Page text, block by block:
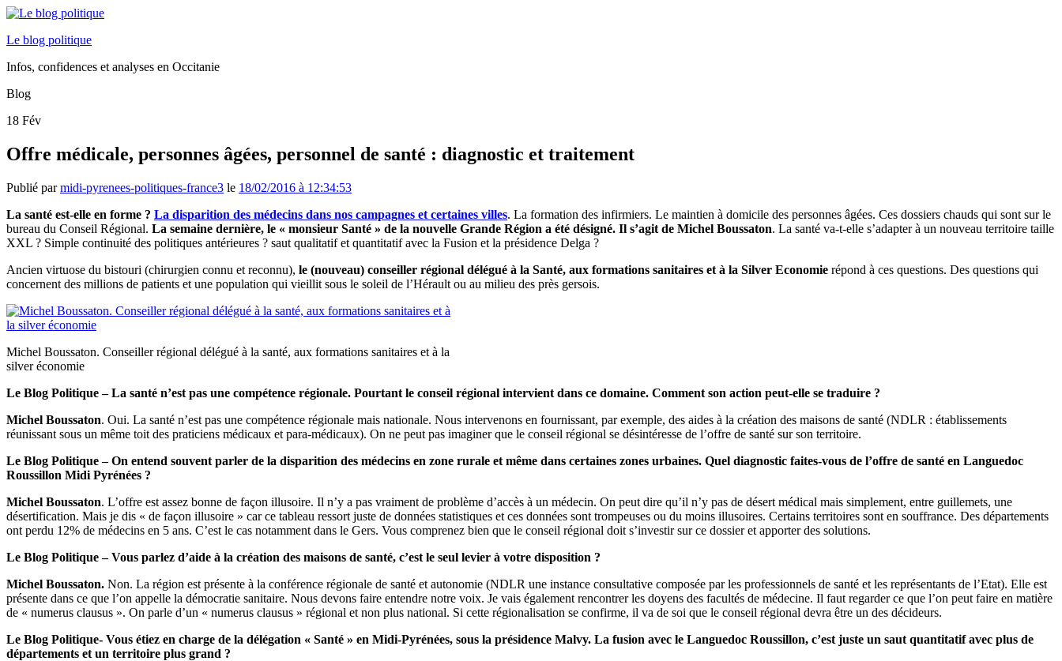
Le blog politique
Infos, confidences et analyses en Occitanie
Blog
18 Fév
Offre médicale, personnes âgées, personnel de santé : diagnostic et traitement
Publié parmidi-pyrenees-politiques-france3 le 18/02/2016 à 12:34:53
La santé est-elle en forme ? La disparition des médecins dans nos campagnes et certaines villes. La formation des infirmiers. Le maintien à domicile des personnes âgées. Ces dossiers chauds qui sont sur le
bureau du Conseil Régional. La semaine dernière, le « monsieur Santé » de la nouvelle Grande Région a été désigné. Il s’agit de Michel Boussaton. La santé va-t-elle s’adapter à un nouveau territoire taille
XXL ? Simple continuité des politiques antérieures ? saut qualitatif et quantitatif avec la Fusion et la présidence Delga ?
Ancien virtuose du bistouri (chirurgien connu et reconnu), le (nouveau) conseiller régional délégué à la Santé, aux formations sanitaires et à la Silver Economie répond à ces questions. Des questions qui
concernent des millions de patients et une population qui vieillit sous le soleil de l’Hérault ou au milieu des près gersois.
Michel Boussaton. Conseiller régional délégué à la santé, aux formations sanitaires et à la
silver économie
Le Blog Politique – La santé n’est pas une compétence régionale. Pourtant le conseil régional intervient dans ce domaine. Comment son action peut-elle se traduire ?
Michel Boussaton. Oui. La santé n’est pas une compétence régionale mais nationale. Nous intervenons en fournissant, par exemple, des aides à la création des maisons de santé (NDLR : établissements
réunissant sous un même toit des praticiens médicaux et para-médicaux). On ne peut pas imaginer que le conseil régional se désintéresse de l’offre de santé sur son territoire.
Le Blog Politique – On entend souvent parler de la disparition des médecins en zone rurale et même dans certaines zones urbaines. Quel diagnostic faites-vous de l’offre de santé en Languedoc
Roussillon Midi Pyrénées ?
Michel Boussaton. L’offre est assez bonne de façon illusoire. Il n’y a pas vraiment de problème d’accès à un médecin. On peut dire qu’il n’y pas de désert médical mais simplement, entre guillemets, une
désertification. Mais je dis « de façon illusoire » car ce tableau ressort juste de données statistiques et ces données sont trompeuses ou du moins illusoires. Certains territoires sont en souffrance. Des départements
ont perdu 12% de médecins en 5 ans. C’est le cas notamment dans le Gers. Vous comprenez bien que le conseil régional doit s’investir sur ce dossier et apporter des solutions.
Le Blog Politique – Vous parlez d’aide à la création des maisons de santé, c’est le seul levier à votre disposition ?
Michel Boussaton. Non. La région est présente à la conférence régionale de santé et autonomie (NDLR une instance consultative composée par les professionnels de santé et les représentants de l’Etat). Elle est
présente dans ce que l’on appelle la démocratie sanitaire. Nous devons faire entendre notre voix. Je vais également rencontrer les doyens des facultés de médecine. Il faut regarder ce que l’on peut faire en matière
de « numerus clausus ». On parle d’un « numerus clausus » régional et non plus national. Si cette régionalisation se confirme, il va de soi que le conseil régional devra être un des décideurs.
Le Blog Politique- Vous étiez en charge de la délégation « Santé » en Midi-Pyrénées, sous la présidence Malvy. La fusion avec le Languedoc Roussillon, c’est juste un saut quantitatif avec plus de
départements et un territoire plus grand ?